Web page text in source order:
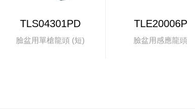
TLS04301PD
臉盆用單槍龍頭 (短)
TLE20006P
臉盆用感應龍頭